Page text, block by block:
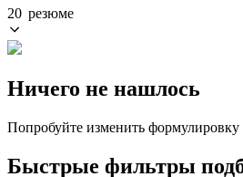
20 резюме
Ничего не нашлось
Попробуйте изменить
Быстрые фильтры